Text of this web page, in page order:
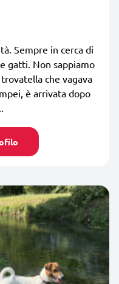
Sempre in cerca di
gatti. Non sappiamo
che vagava
è arrivata dopo